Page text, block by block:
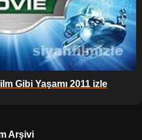
Gibi Yaşamı 2011 izle
Arşivi